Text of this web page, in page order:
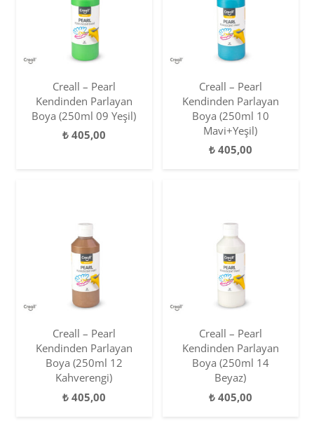
Creall – Pearl
Kendinden Parlayan
Boya (250ml 09 Yeşil)
₺405,00
Creall – Pearl
Kendinden Parlayan
Boya (250ml 10
Mavi+Yeşil)
₺405,00
Creall – Pearl
Kendinden Parlayan
Boya (250ml 12
Kahverengi)
₺405,00
Creall – Pearl
Kendinden Parlayan
Boya (250ml 14
Beyaz)
₺405,00